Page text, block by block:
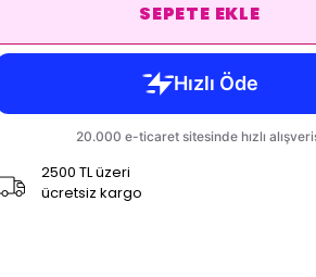
SEPETE EKLE
2500 TL üzeri
ücretsiz kargo